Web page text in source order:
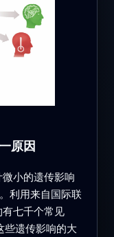
原因
小的遗传影响
利用来自国际联
七千个常见
些遗传影响的大